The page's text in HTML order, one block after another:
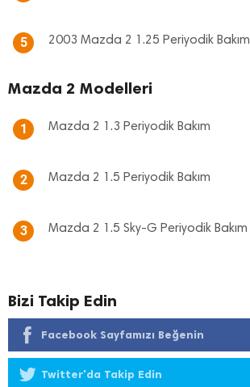
5 2003 Mazda 2 1.25 Periyodik Bakım
Mazda 2 Modelleri
1 Mazda 2 1.3 Periyodik Bakım
2 Mazda 2 1.5 Periyodik Bakım
3 Mazda 2 1.5 Sky-G Periyodik Bakım
Bizi Takip Edin
Facebook Sayfamızı Beğenin
Twitter'da Takip Edin